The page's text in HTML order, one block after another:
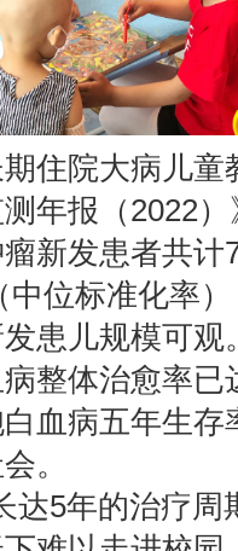
住院大病儿
年报（2022
新发患者共计
中位标准化率
患儿规模可
整体治愈率
血病五年生
。
达5年的治疗周